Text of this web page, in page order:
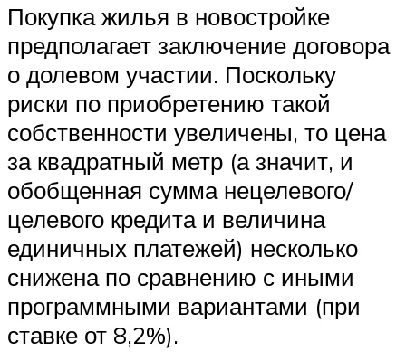
Покупка жилья в новостройке
предполагает заключение договора
о долевом участии. Поскольку
риски по приобретению такой
собственности увеличены, то цена
за квадратный метр (а значит, и
обобщенная сумма нецелевого/
целевого кредита и величина
единичных платежей) несколько
снижена по сравнению с иными
программными вариантами (при
ставке от 8,2%).